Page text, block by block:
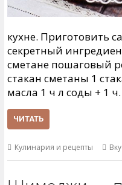
кухне. Приготовить
секретный
сметане пошаговый
стакан сметаны 1
масла 1 ч л соды + 1
ЧИТАТЬ
Кулинария и рецепты